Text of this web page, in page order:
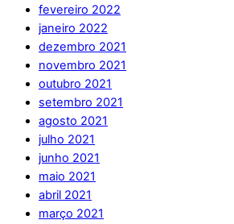
fevereiro 2022
janeiro 2022
dezembro 2021
novembro 2021
outubro 2021
setembro 2021
agosto 2021
julho 2021
junho 2021
maio 2021
abril 2021
março 2021